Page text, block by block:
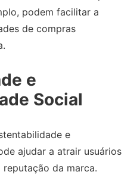
podem facilitar a
de compras
e
Social
e
ajudar a atrair usuários
da marca.